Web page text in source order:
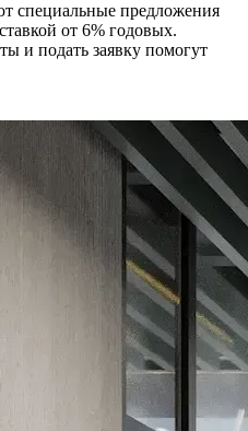
специальные предложения
от 6% годовых.
и подать заявку помогут